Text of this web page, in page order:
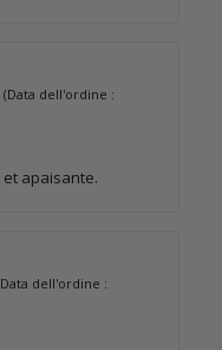
(Data dell'ordine :
apaisante.
dell'ordine :